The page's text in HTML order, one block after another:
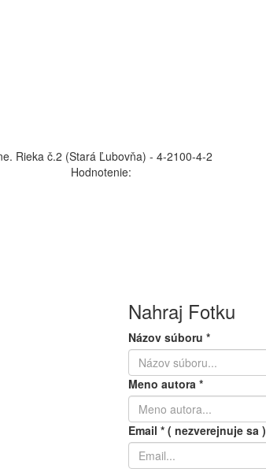
Rieka č.2 (Stará Ľubovňa) - 4-2100-4-2
Hodnotenie:
Nahraj Fotku
Názov súboru*
Meno autora*
Email* ( nezverejnuje sa )